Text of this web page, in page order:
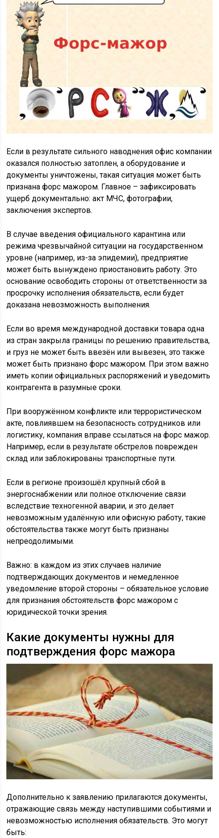
Если в результате сильного наводнения офис компании
оказался полностью затоплен, а оборудование и
документы уничтожены, такая ситуация может быть
признана форс мажором. Главное – зафиксировать
ущерб документально: акт МЧС, фотографии,
заключения экспертов.
В случае введения официального карантина или
режима чрезвычайной ситуации на государственном
уровне (например, из-за эпидемии), предприятие
может быть вынуждено приостановить работу. Это
основание освободить стороны от ответственности за
просрочку исполнения обязательств, если будет
доказана невозможность выполнения.
Если во время международной доставки товара одна
из стран закрыла границы по решению правительства,
и груз не может быть ввезён или вывезен, это также
может быть признано форс мажором. При этом важно
иметь копии официальных распоряжений и уведомить
контрагента в разумные сроки.
При вооружённом конфликте или террористическом
акте, повлиявшем на безопасность сотрудников или
логистику, компания вправе ссылаться на форс мажор.
Например, если в результате обстрелов поврежден
склад или заблокированы транспортные пути.
Если в регионе произошёл крупный сбой в
энергоснабжении или полное отключение связи
вследствие техногенной аварии, и это делает
невозможным удалённую или офисную работу, такие
обстоятельства также могут быть признаны
непреодолимыми.
Важно: в каждом из этих случаев наличие
подтверждающих документов и немедленное
уведомление второй стороны – обязательное условие
для признания обстоятельств форс мажором с
юридической точки зрения.
Какие документы нужны для
подтверждения форс мажора
Дополнительно к заявлению прилагаются документы,
отражающие связь между наступившими событиями и
невозможностью исполнения обязательств. Это могут
быть: